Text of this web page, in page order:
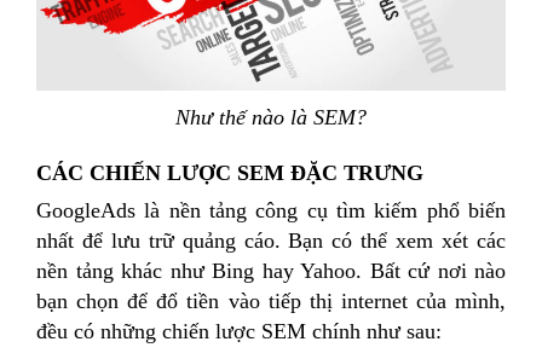
Như thế nào là SEM?
CÁC CHIẾN LƯỢC SEM ĐẶC TRƯNG
GoogleAds là nền tảng công cụ tìm kiếm phổ biến
nhất để lưu trữ quảng cáo. Bạn có thể xem xét các
nền tảng khác như Bing hay Yahoo. Bất cứ nơi nào
bạn chọn để đổ tiền vào tiếp thị internet của mình,
đều có những chiến lược SEM chính như sau: